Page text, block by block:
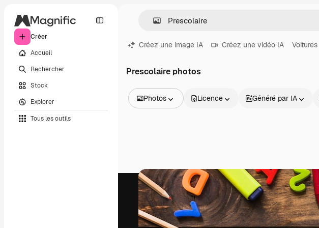
Créer
Accueil
Rechercher
Stock
Explorer
Tous les outils
Créez une image IA Créez une vidéo IA Voitures
Prescolaire photos
Photos
Vidéos
Clips de vidéo
Graphiques animés
Templates vidéos
Icônes
Modèles 3D
Polices
Licence Généré par IA